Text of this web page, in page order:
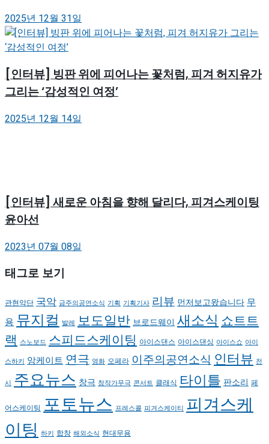
2025년 12월 31일
[인터뷰] 빙판 위에 피어나는 꽃처럼, 피겨 허지유가
그리는 ‘감성적인 여정’
2025년 12월 14일
[인터뷰] 새로운 아침을 향해 달리다, 피겨스케이팅
윤아선
2023년 07월 08일
태그로 보기
관현악단 국악 금주의공연소식 기획 기획기사 리뷰 먼저보고왔습니다 무
용 뮤지컬 발레 보도일반 브로드웨이 새소식쇼트트
랙 스노보드 스피드스케이팅 아이스댄스 아이스댄싱 아이스쇼 아이
스하키 앙케이트 연극 영화 오페라 이주의공연소식 인터뷰 전
시 주요뉴스 창극 창작가무극 콘서트 클래식 타이틀 판소리 페
어스케이팅 포토뉴스 프레스콜 피겨스케이티 피겨스케
이팅 하키 합창 해외소식 현대무용